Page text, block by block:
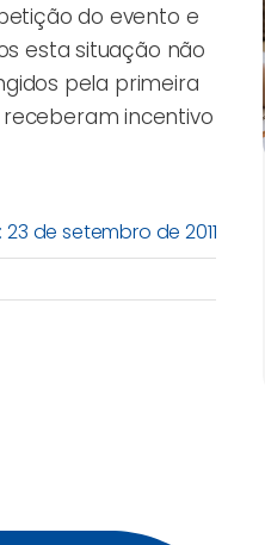
do evento e
esta situação não
pela primeira
incentivo
de setembro de 2011